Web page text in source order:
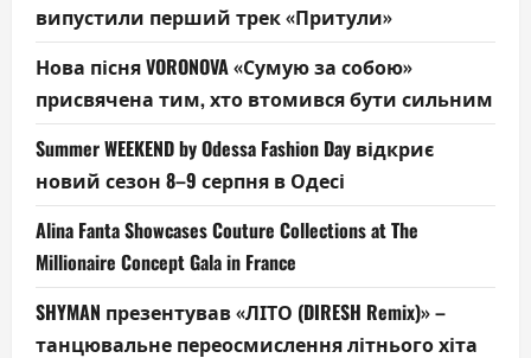
випустили перший трек «Притули»
Нова пісня VORONOVA «Сумую за собою»
присвячена тим, хто втомився бути сильним
Summer WEEKEND by Odessa Fashion Day відкриє
новий сезон 8–9 серпня в Одесі
Alina Fanta Showcases Couture Collections at The
Millionaire Concept Gala in France
SHYMAN презентував «ЛІТО (DIRESH Remix)» –
танцювальне переосмислення літнього хіта